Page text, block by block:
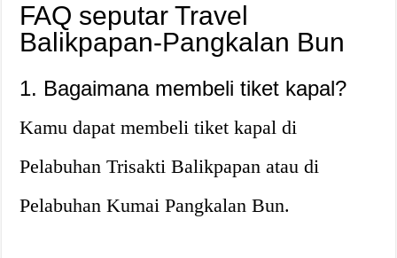
FAQ seputar Travel
Balikpapan-Pangkalan Bun
1. Bagaimana membeli tiket kapal?
Kamu dapat membeli tiket kapal di
Pelabuhan Trisakti Balikpapan atau di
Pelabuhan Kumai Pangkalan Bun.